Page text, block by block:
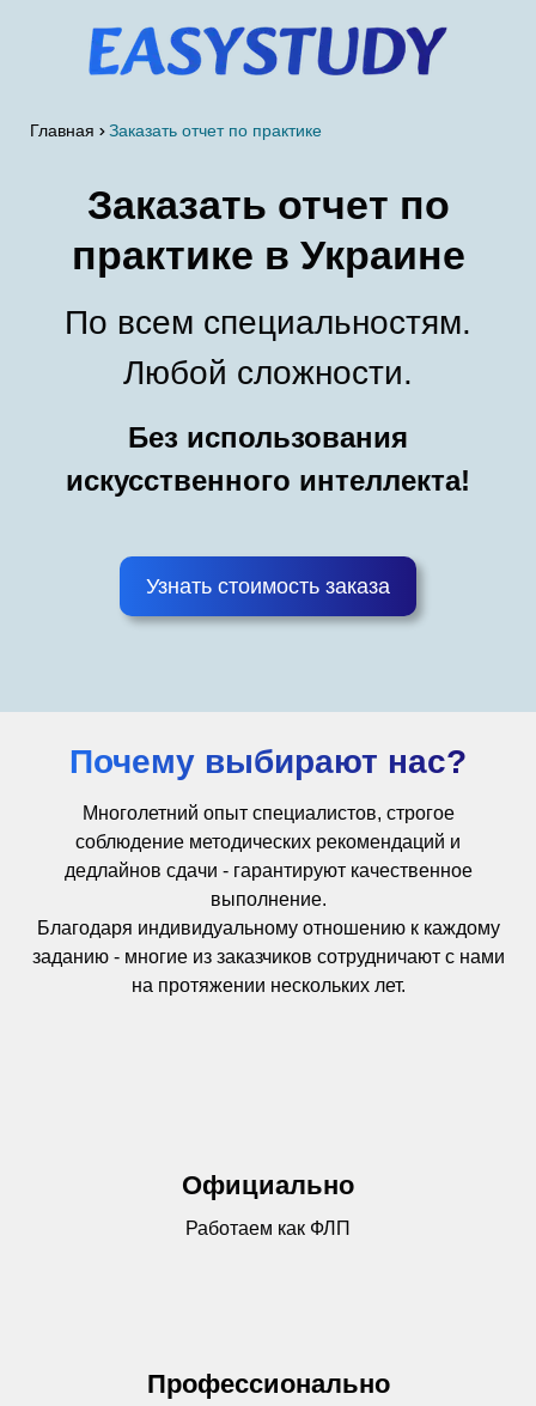
Заказать отчет по
практике в Украине
По всем специальностям.
Любой сложности.
Без использования
искусственного интеллекта!
Узнать стоимость заказа
Главная Заказать отчет по практике
Почему выбирают нас?
Многолетний опыт специалистов, строгое
соблюдение методических рекомендаций и
дедлайнов сдачи - гарантируют качественное
выполнение.
Благодаря индивидуальному отношению к каждому
заданию - многие из заказчиков сотрудничают с нами
на протяжении нескольких лет.
Официально
Работаем как ФЛП
Профессионально